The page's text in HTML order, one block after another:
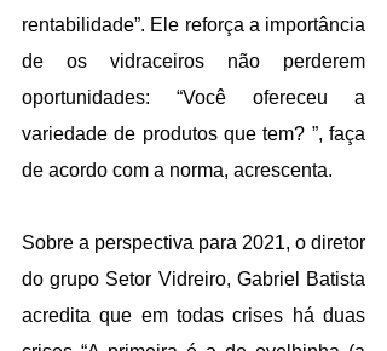
rentabilidade”. Ele reforça a importância
de os vidraceiros não perderem
oportunidades: “Você ofereceu a
variedade de produtos que tem? ”, faça
de acordo com a norma, acrescenta.
Sobre a perspectiva para 2021, o diretor
do grupo Setor Vidreiro, Gabriel Batista
acredita que em todas crises há duas